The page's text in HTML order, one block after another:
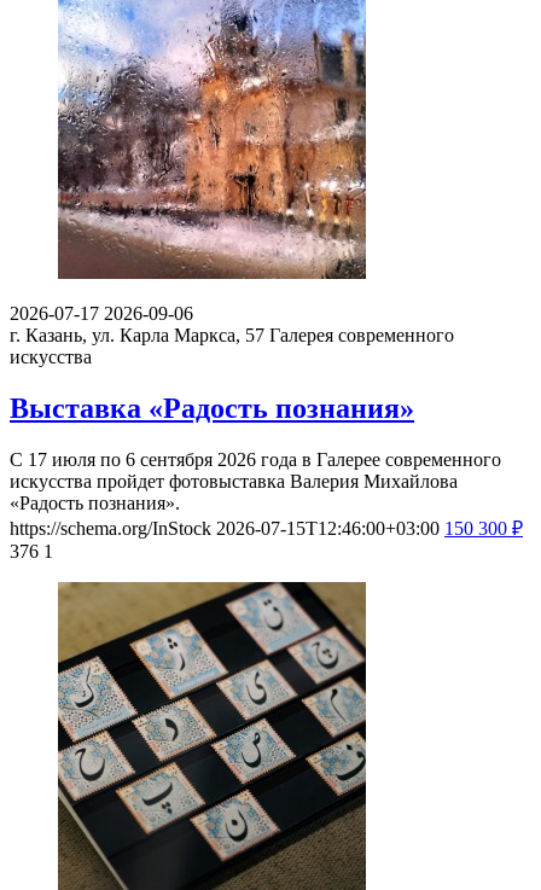
2026-07-17 2026-09-06
г. Казань, ул. Карла Маркса, 57 Галерея современного
искусства
Выставка «Радость познания»
С 17 июля по 6 сентября 2026 года в Галерее современного
искусства пройдет фотовыставка Валерия Михайлова
«Радость познания».
https://schema.org/InStock 2026-07-15T12:46:00+03:00 150 300 ₽
376 1